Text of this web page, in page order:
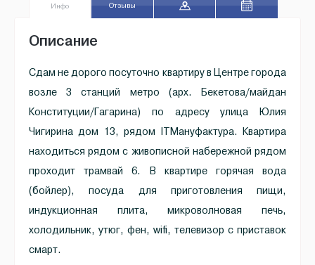
Инфо Отзывы
Описание
Сдам не дорого посуточно квартиру в Центре города
возле 3 станций метро (арх. Бекетова/майдан
Конституции/Гагарина) по адресу улица Юлия
Чигирина дом 13, рядом ITМануфактура. Квартира
находиться рядом с живописной набережной рядом
проходит трамвай 6. В квартире горячая вода
(бойлер), посуда для приготовления пищи,
индукционная плита, микроволновая печь,
холодильник, утюг, фен, wifi, телевизор с приставок
смарт.